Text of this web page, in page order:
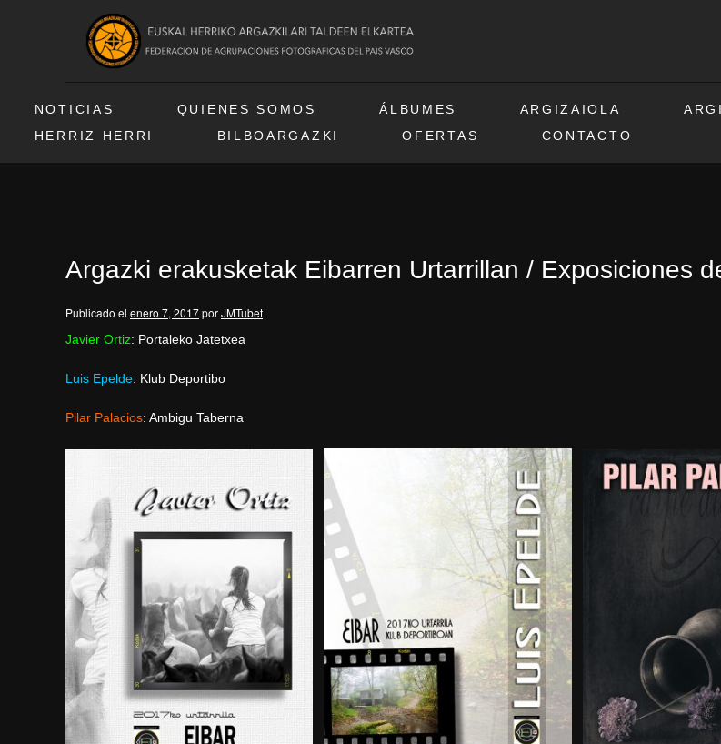
NOTICIAS QUIENES SOMOS ÁLBUMES ARGIZAIOLA
HERRIZ HERRI
BILBOARGAZKI OFERTAS CONTACTO
Argazki erakusketak Eibarren Urtarrillan / Exposiciones
Publicado el enero 7, 2017porJMTubet
Javier Ortiz: Portaleko Jatetxea
Luis Epelde: Klub Deportibo
Pilar Palacios: Ambigu Taberna